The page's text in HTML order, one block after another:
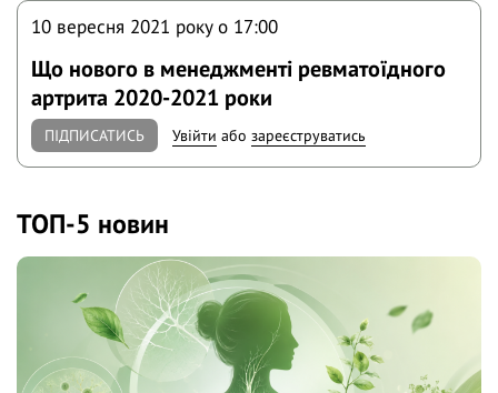
10 вересня 2021 року o 17:00
Що нового в менеджменті ревматоїдного
артрита 2020-2021 роки
ПІДПИСАТИСЬ Увійти абозареєструватись
ТОП-5 новин